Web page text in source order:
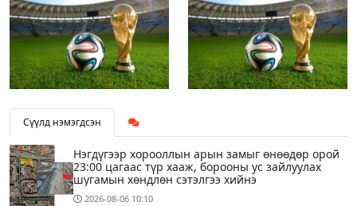
Сүүлд нэмэгдсэн
Нэгдүгээр хорооллын арын замыг өнөөдөр орой
23:00 цагаас түр хааж, борооны ус зайлуулах
шугамын хөндлөн сэтэлгээ хийнэ
2026-08-06 10:10